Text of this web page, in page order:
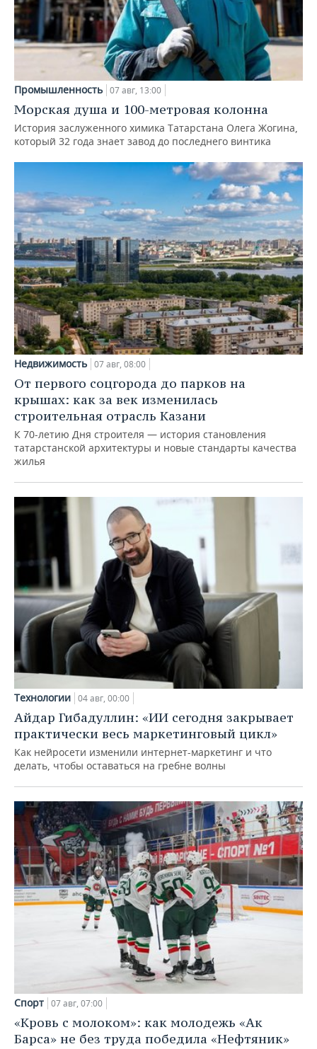
Промышленность 07 авг, 13:00
Морская душа и 100-метровая колонна
История заслуженного химика Татарстана Олега Жогина,
который 32 года знает завод до последнего винтика
Недвижимость 07 авг, 08:00
От первого соцгорода до парков на
крышах: как за век изменилась
строительная отрасль Казани
К 70-летию Дня строителя — история становления
татарстанской архитектуры и новые стандарты качества
жилья
Технологии 04 авг, 00:00
Айдар Гибадуллин: «ИИ сегодня закрывает
практически весь маркетинговый цикл»
Как нейросети изменили интернет-маркетинг и что
делать, чтобы оставаться на гребне волны
Спорт 07 авг, 07:00
«Кровь с молоком»: как молодежь «Ак
Барса» не без труда победила «Нефтяник»